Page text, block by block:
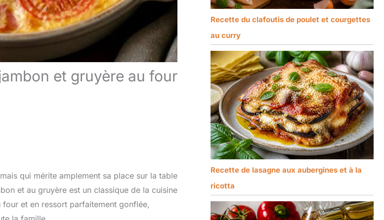
et gruyère au four
qui mérite amplement sa place sur la table
et au gruyère est un classique de la cuisine
et en ressort parfaitement gonflée,
Recette du clafoutis de poulet et courgettes
au curry
Recette de lasagne aux aubergines et à la
ricotta